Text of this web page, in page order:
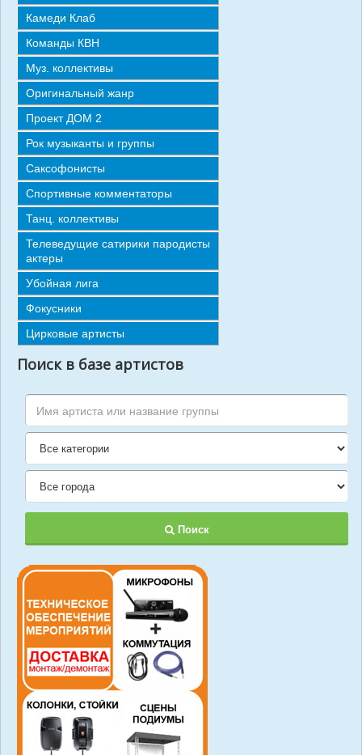
СТАТЬИ
ОТЗЫВЫ
КОНТАКТЫ
Камеди Клаб
Команды КВН
Муз. коллективы
Оригинальный жанр
Проект ДОМ 2
Рок музыканты и группы
Саксофонисты
Спортивные комментаторы
Танц. коллективы
Телеведущие сатирики пародисты
актеры
Убойная лига
Фокусники
Цирковые артисты
Поиск в базе артистов
Поиск